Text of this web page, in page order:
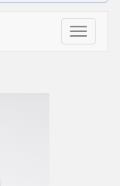
Toggle